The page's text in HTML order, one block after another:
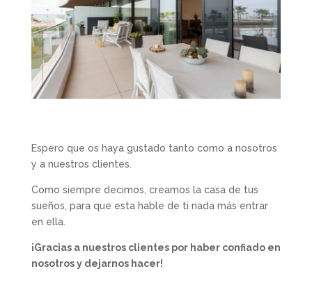
Espero que os haya gustado tanto como a nosotros
y a nuestros clientes.
Como siempre decimos, creamos la casa de tus
sueños, para que esta hable de ti nada más entrar
en ella.
¡Gracias a nuestros clientes por haber confiado en
nosotros y dejarnos hacer!